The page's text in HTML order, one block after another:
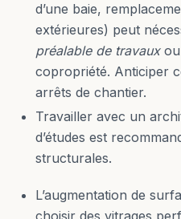
d’une baie,
extérieures) peut
préalable de travauxou
copropriété. Anticiper
arrêts de chantier.
Travailler avec un
d’études est
structurales.
L’augmentation de
choisir des vitrages